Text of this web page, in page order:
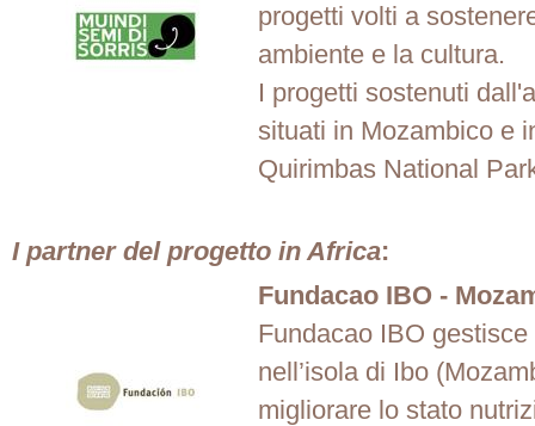
progetti volti a
ambiente e la cultura.
I progetti sostenuti
situati in Mozambico e
Quirimbas National
I partner del progetto in Africa:
Fundacao IBO -
Fundacao IBO
nell’isola di Ibo
migliorare lo stato